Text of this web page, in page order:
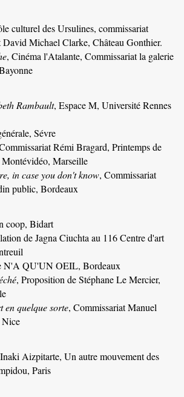
culturel des Ursulines, commissariat
Michael Clarke, Château Gonthier.
, Cinéma l'Atalante, Commissariat la galerie
Rambault, Espace M, Université Rennes
Sévre
Rémi Bragard, Printemps de
Marseille
in case you don't know, Commissariat
public, Bordeaux
coop, Bidart
de Jagna Ciuchta au 116 Centre d'art
N'A QU'UN OEIL, Bordeaux
, Proposition de Stéphane Le Mercier,
en quelque sorte, Commissariat Manuel
Nice
Aizpitarte, Un autre mouvement des
Paris